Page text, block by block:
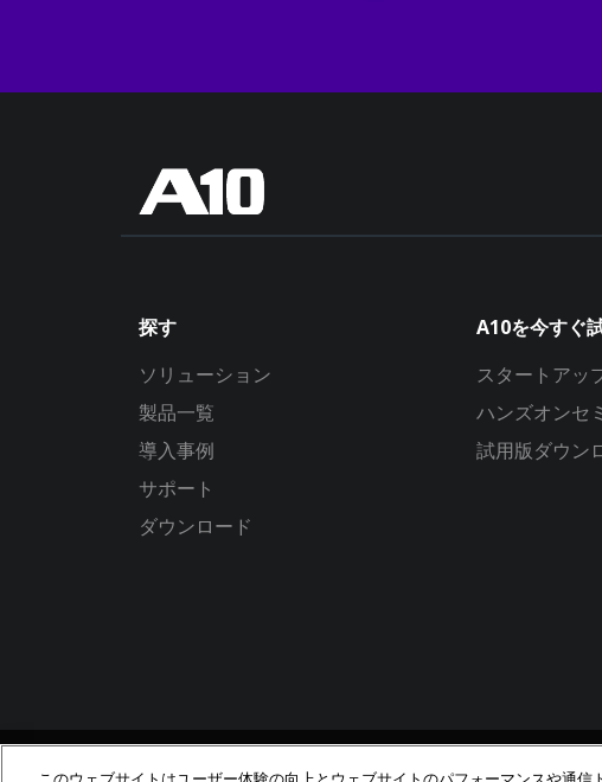
探す
ソリューション
製品一覧
導入事例
サポート
ダウンロード
A10を今すぐ
スタートアッ
ハンズオンセ
試用版ダウン